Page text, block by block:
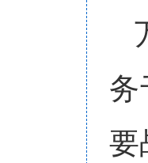
要